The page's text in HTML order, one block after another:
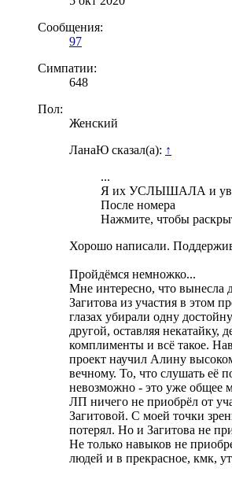
Сообщения:
97
Симпатии:
648
Пол:
Женский
ЛанаЮ сказал(а): ↑
...
Я их УСЛЫШАЛА и
После номера
Нажмите, чтобы
Хорошо написали.
Пройдёмся немножко...
Мне интересно, что вынесла
Загитова из участия в этом
глазах убирали одну
другой, оставляя некатайку,
комплименты и всё такое.
проект научил Алину
вечному. То, что слушать её
невозможно - это уже общее
ЛП ничего не приобрёл от
Загитовой. С моей точки
потерял. Но и Загитова не
Не только навыков не
людей и в прекрасное, кмк,